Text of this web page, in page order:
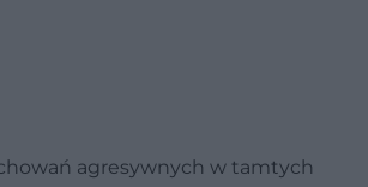
agresywnych w tamtych